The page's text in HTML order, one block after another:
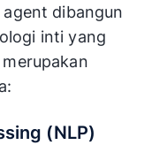
dibangun
inti yang
(NLP)